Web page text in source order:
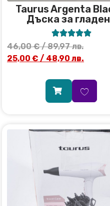
Taurus Argenta
Дъска за

46,00€/ 89,97 лв.
25,00 € / 48,90 лв.